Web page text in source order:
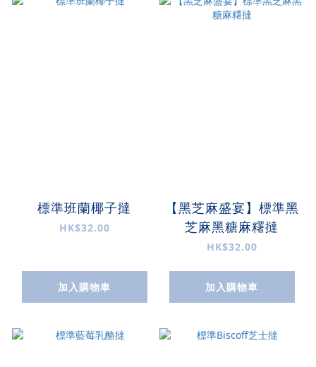
標準班蘭椰子撻
HK$32.00
加入購物車
【黑芝麻盛宴】標準黑
芝麻黑糖麻糬撻
HK$32.00
加入購物車